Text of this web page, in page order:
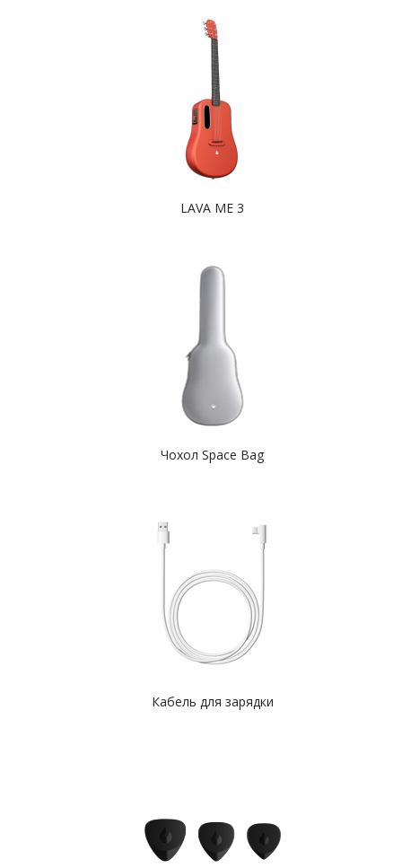
LAVA ME 3
Чохол Space Bag
Кабель для зарядки